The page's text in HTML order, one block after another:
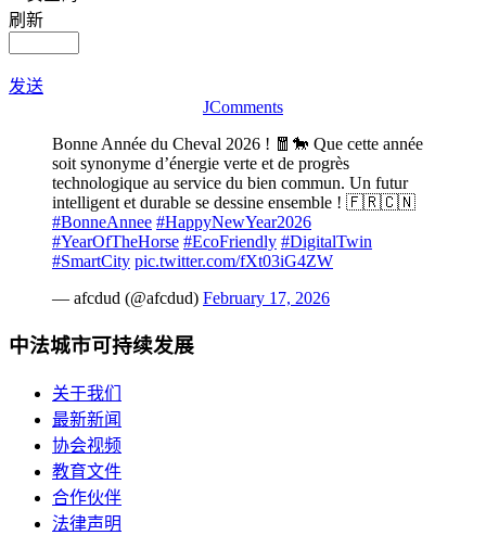
刷新
发送
JComments
Bonne Année du Cheval 2026 ! 🧧🐎 Que cette année
soit synonyme d’énergie verte et de progrès
technologique au service du bien commun. Un futur
intelligent et durable se dessine ensemble ! 🇫🇷🇨🇳
#BonneAnnee #HappyNewYear2026
#YearOfTheHorse #EcoFriendly #DigitalTwin
#SmartCity pic.twitter.com/fXt03iG4ZW
— afcdud (@afcdud) February 17, 2026
中法城市可持续发展
关于我们
最新新闻
协会视频
教育文件
合作伙伴
法律声明